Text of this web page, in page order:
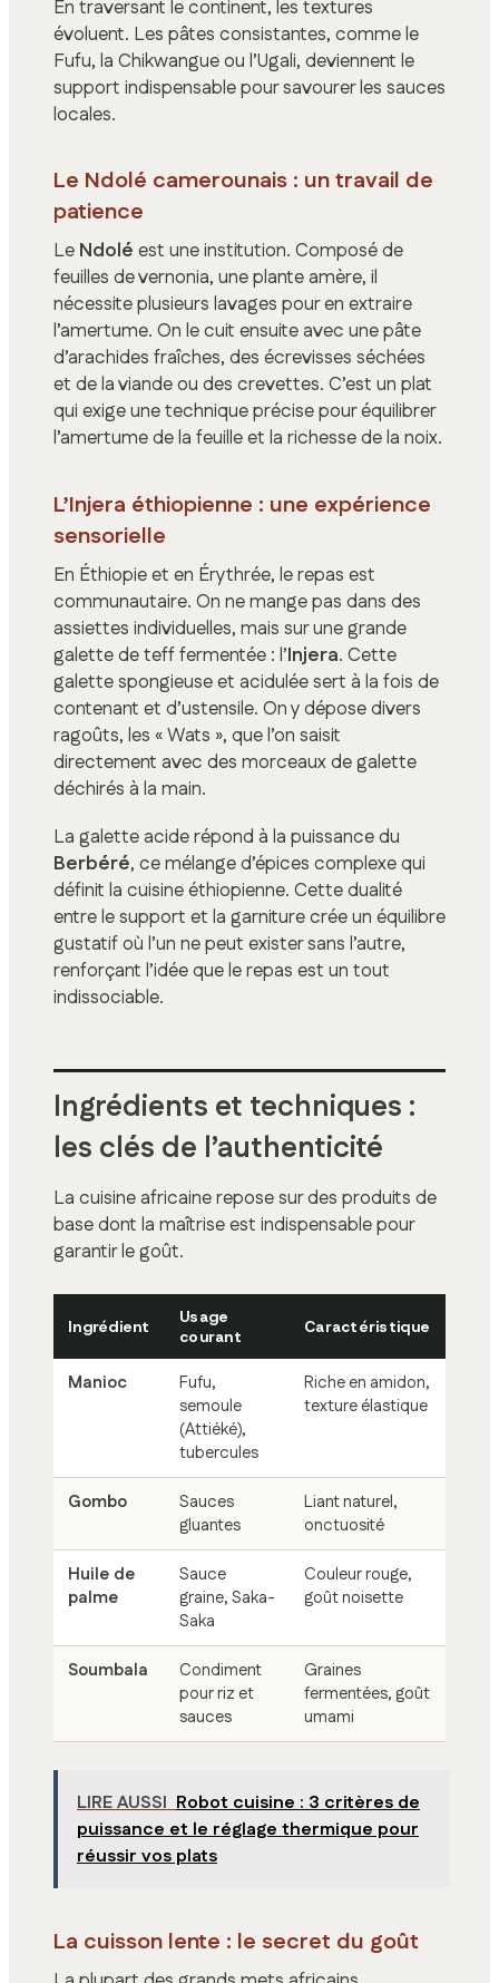
En traversant le continent, les textures
évoluent. Les pâtes consistantes, comme le
Fufu, la Chikwangue ou l’Ugali, deviennent le
support indispensable pour savourer les sauces
locales.
Le Ndolé camerounais : un travail de
patience
Le Ndolé est une institution. Composé de
feuilles de vernonia, une plante amère, il
nécessite plusieurs lavages pour en extraire
l’amertume. On le cuit ensuite avec une pâte
d’arachides fraîches, des écrevisses séchées
et de la viande ou des crevettes. C’est un plat
qui exige une technique précise pour équilibrer
l’amertume de la feuille et la richesse de la noix.
L’Injera éthiopienne : une expérience
sensorielle
En Éthiopie et en Érythrée, le repas est
communautaire. On ne mange pas dans des
assiettes individuelles, mais sur une grande
galette de teff fermentée : l’Injera. Cette
galette spongieuse et acidulée sert à la fois de
contenant et d’ustensile. On y dépose divers
ragoûts, les « Wats », que l’on saisit
directement avec des morceaux de galette
déchirés à la main.
La galette acide répond à la puissance du
Berbéré, ce mélange d’épices complexe qui
définit la cuisine éthiopienne. Cette dualité
entre le support et la garniture crée un équilibre
gustatif où l’un ne peut exister sans l’autre,
renforçant l’idée que le repas est un tout
indissociable.
Ingrédients et techniques :
les clés de l’authenticité
La cuisine africaine repose sur des produits de
base dont la maîtrise est indispensable pour
garantir le goût.
Ingrédient
Usage
courant
Caractéristique
Manioc
Fufu,
semoule
(Attiéké),
tubercules
Riche en amidon,
texture élastique
Gombo
Sauces
gluantes
Liant naturel,
onctuosité
Huile de
palme
Sauce
graine, Saka-
Saka
Couleur rouge,
goût noisette
Soumbala
Condiment
pour riz et
sauces
Graines
fermentées, goût
umami
LIRE AUSSI Robot cuisine : 3 critères de
puissance et le réglage thermique pour
réussir vos plats
La cuisson lente : le secret du goût